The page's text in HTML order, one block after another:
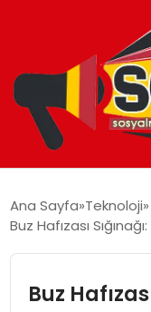
GÜNCEL
Ana Sayfa Teknoloji
Buz Hafızası
Buz